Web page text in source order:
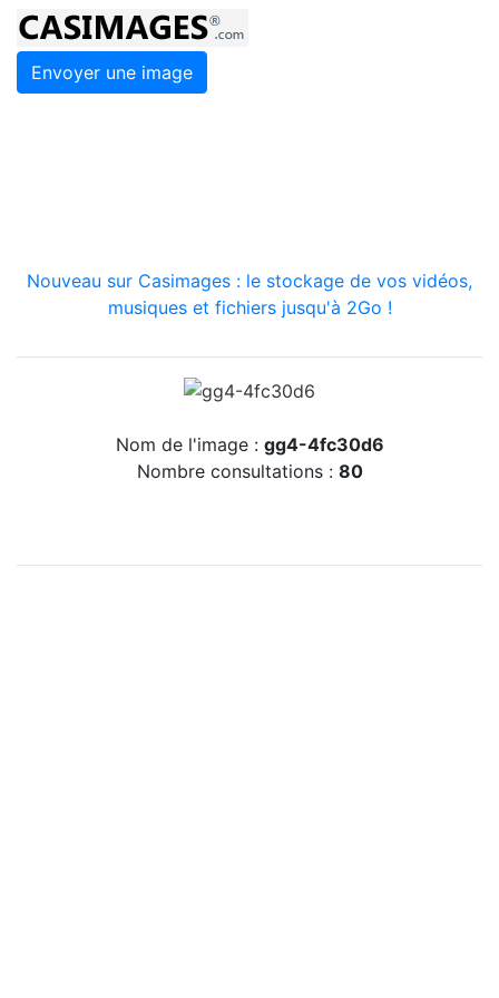
Envoyer une image
Nouveau sur Casimages : le stockage de vos vidéos,
musiques et fichiers jusqu'à 2Go !
Nom de l'image : gg4-4fc30d6
Nombre consultations : 80